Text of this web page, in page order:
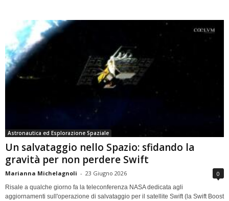
Astronautica ed Esplorazione Spaziale
Un salvataggio nello Spazio: sfidando la
gravità per non perdere Swift
Marianna Michelagnoli - 23 Giugno 2026 0
Risale a qualche giorno fa la teleconferenza NASA dedicata agli
aggiornamenti sull'operazione di salvataggio per il satellite Swift (la Swift Boost